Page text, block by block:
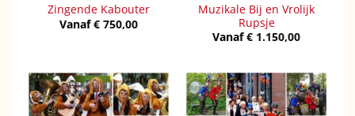
Zingende Kabouter
Vanaf€ 750,00
Muzikale Bij en Vrolijk
Rupsje
Vanaf€ 1.150,00